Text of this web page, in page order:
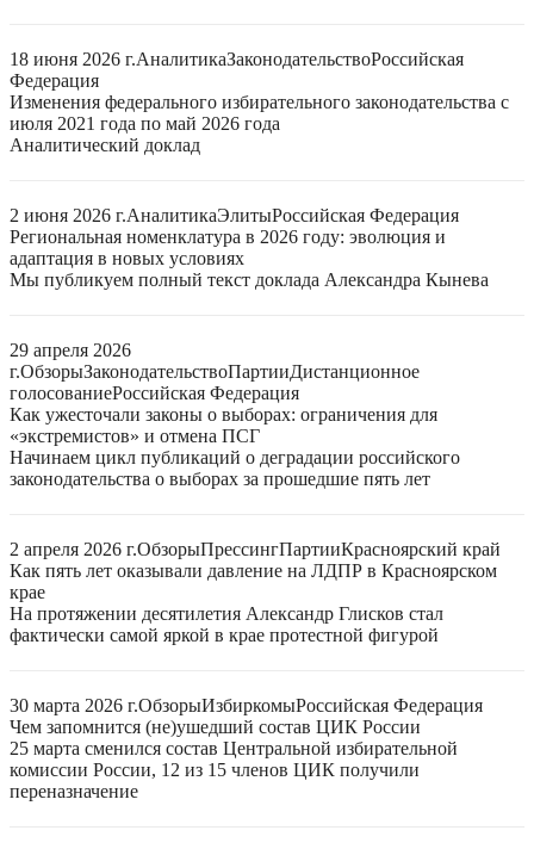
18 июня 2026 г.АналитикаЗаконодательствоРоссийская
Федерация
Изменения федерального избирательного законодательства с
июля 2021 года по май 2026 года
Аналитический доклад
2 июня 2026 г.АналитикаЭлитыРоссийская Федерация
Региональная номенклатура в 2026 году: эволюция и
адаптация в новых условиях
Мы публикуем полный текст доклада Александра Кынева
29 апреля 2026
г.ОбзорыЗаконодательствоПартииДистанционное
голосованиеРоссийская Федерация
Как ужесточали законы о выборах: ограничения для
«экстремистов» и отмена ПСГ
Начинаем цикл публикаций о деградации российского
законодательства о выборах за прошедшие пять лет
2 апреля 2026 г.ОбзорыПрессингПартииКрасноярский край
Как пять лет оказывали давление на ЛДПР в Красноярском
крае
На протяжении десятилетия Александр Глисков стал
фактически самой яркой в крае протестной фигурой
30 марта 2026 г.ОбзорыИзбиркомыРоссийская Федерация
Чем запомнится (не)ушедший состав ЦИК России
25 марта сменился состав Центральной избирательной
комиссии России, 12 из 15 членов ЦИК получили
переназначение